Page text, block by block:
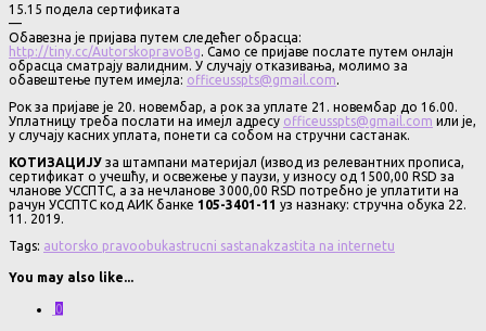
15.15 подела сертификата
—
Обавезна је пријава путем следећег обрасца:
http://tiny.cc/AutorskopravoBg. Само се пријаве послате путем онлајн
обрасца сматрају валидним. У случају отказивања, молимо за
обавештење путем имејла: officeusspts@gmail.com.
Рок за пријаве је 20. новембар, а рок за уплате 21. новембар до 16.00.
Уплатницу треба послати на имејл адресу officeusspts@gmail.com или је,
у случају касних уплата, понети са собом на стручни састанак.
КОТИЗАЦИЈУ за штампани материјал (извод из релевантних прописа,
сертификат о учешћу, и освежење у паузи, у износу од 1500,00 RSD за
чланове УССПТС, а за нечланове 3000,00 RSD потребно је уплатити на
рачун УССПТС код АИК банке 105-3401-11 уз назнаку: стручна обука 22.
11. 2019.
Tags: autorsko pravoobukastrucni sastanakzastita na internetu
You may also like...
0